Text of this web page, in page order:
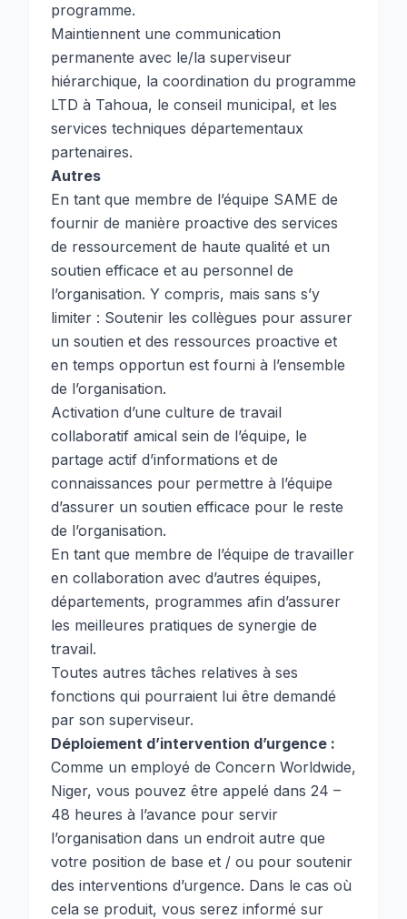
programme.
Maintiennent une communication
permanente avec le/la superviseur
hiérarchique, la coordination du programme
LTD à Tahoua, le conseil municipal, et les
services techniques départementaux
partenaires.
Autres
En tant que membre de l’équipe SAME de
fournir de manière proactive des services
de ressourcement de haute qualité et un
soutien efficace et au personnel de
l’organisation. Y compris, mais sans s’y
limiter : Soutenir les collègues pour assurer
un soutien et des ressources proactive et
en temps opportun est fourni à l’ensemble
de l’organisation.
Activation d’une culture de travail
collaboratif amical sein de l’équipe, le
partage actif d’informations et de
connaissances pour permettre à l’équipe
d’assurer un soutien efficace pour le reste
de l’organisation.
En tant que membre de l’équipe de travailler
en collaboration avec d’autres équipes,
départements, programmes afin d’assurer
les meilleures pratiques de synergie de
travail.
Toutes autres tâches relatives à ses
fonctions qui pourraient lui être demandé
par son superviseur.
Déploiement d’intervention d’urgence :
Comme un employé de Concern Worldwide,
Niger, vous pouvez être appelé dans 24 –
48 heures à l’avance pour servir
l’organisation dans un endroit autre que
votre position de base et / ou pour soutenir
des interventions d’urgence. Dans le cas où
cela se produit, vous serez informé sur